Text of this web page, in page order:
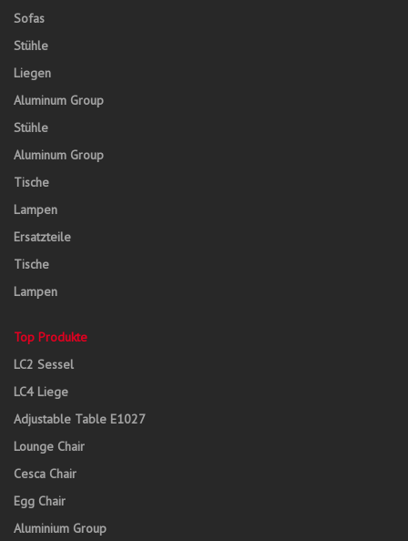
Sofas
Stühle
Liegen
Aluminum Group
Stühle
Aluminum Group
Tische
Lampen
Ersatzteile
Tische
Lampen
Top Produkte
LC2 Sessel
LC4 Liege
Adjustable Table E1027
Lounge Chair
Cesca Chair
Egg Chair
Aluminium Group